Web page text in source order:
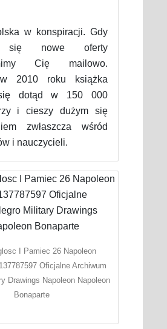
w konspiracji. Gdy
się nowe oferty
Cię mailowo.
2010 roku książka
się dotąd w 150 000
i cieszy dużym się
zwłaszcza wśród
i nauczycieli.
I Pamiec 26 Napoleon
Oficjalne Archiwum
Drawings Napoleon Napoleon
Bonaparte